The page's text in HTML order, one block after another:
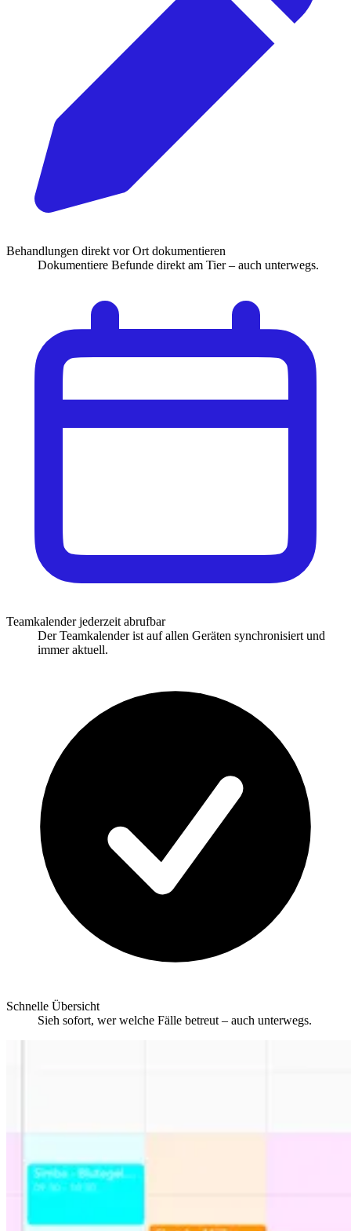
Behandlungen direkt vor Ort dokumentieren
Dokumentiere Befunde direkt am Tier – auch unterwegs.
Teamkalender jederzeit abrufbar
Der Teamkalender ist auf allen Geräten synchronisiert und
immer aktuell.
Schnelle Übersicht
Sieh sofort, wer welche Fälle betreut – auch unterwegs.